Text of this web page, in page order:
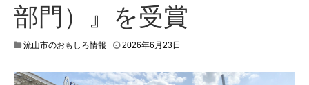
部門）』を受賞
流山市のおもしろ情報 2026年6月23日
6